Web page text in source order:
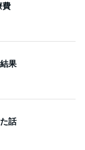
費
果
話